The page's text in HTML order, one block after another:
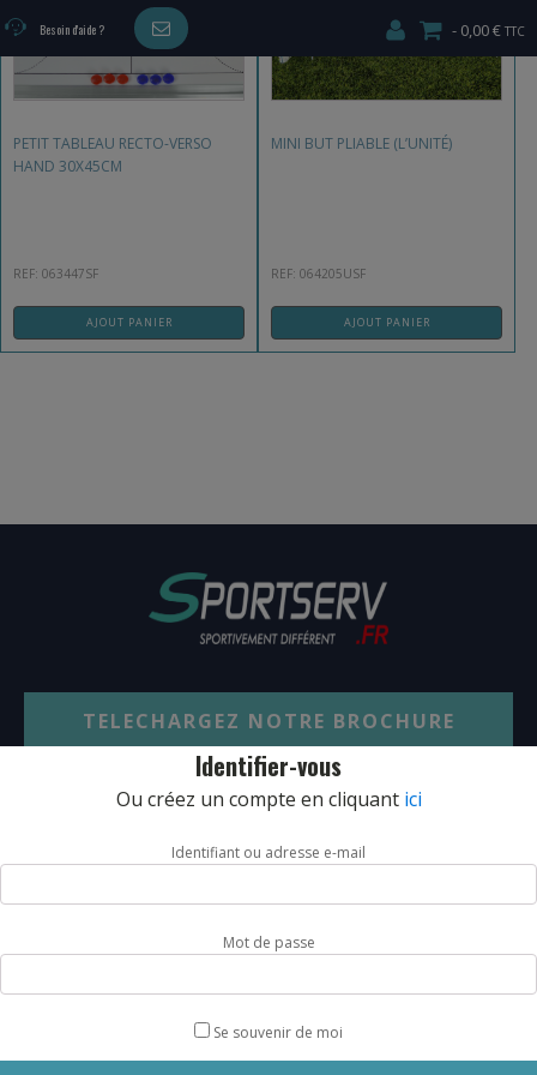
Besoin d'aide ? 0,00 €
PETIT TABLEAU RECTO-VERSO
HAND 30X45CM
REF: 063447SF
AJOUT PANIER
MINI BUT PLIABLE (L’UNITÉ)
REF: 064205USF
AJOUT PANIER
TELECHARGEZ NOTRE BROCHURE
Parc de l'évènement
Charte d'engagements
Identifier-vous
Ou créez un compte en cliquant ici
Identifiant ou adresse e-mail
Mot de passe
Se souvenir de moi